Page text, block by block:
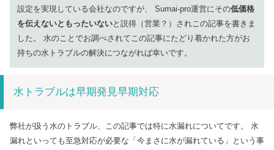
設定を実現している会社なのですが、 Sumai-pro運営にその低価格
を伝えないともったいないと説得（営業？）されこの記事を書きま
した。 水のことでお調べされてこの記事にたどり着かれた方がお
持ちの水トラブルの解決につながれば幸いです。
水トラブルは早期発見早期対応
弊社が扱う水のトラブル、この記事では特に水漏れについてです。 水
漏れといっても至急対応が必要な「今まさに水が漏れている」という事